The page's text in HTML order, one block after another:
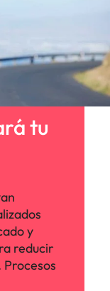
tu
y
reducir